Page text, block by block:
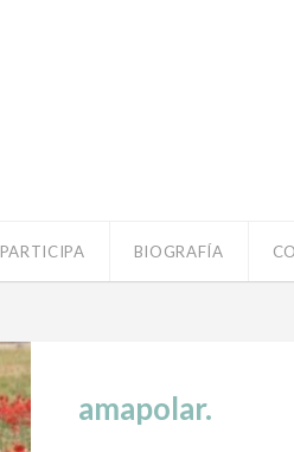
PARTICIPA BIOGRAFÍA
amapolar.